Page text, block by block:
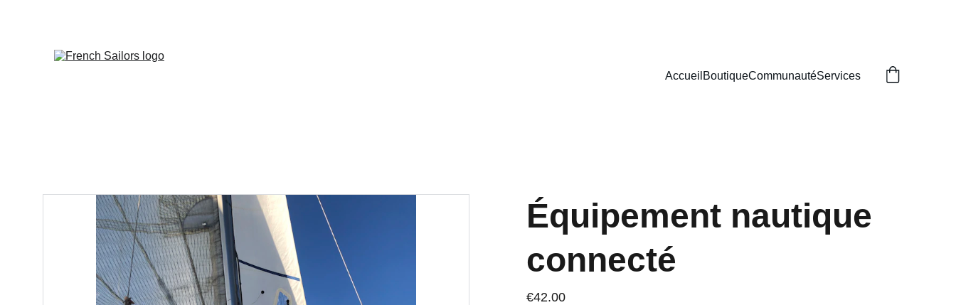
Accueil BoutiqueCommunautéServices
Équipement nautique
connecté
€42.00